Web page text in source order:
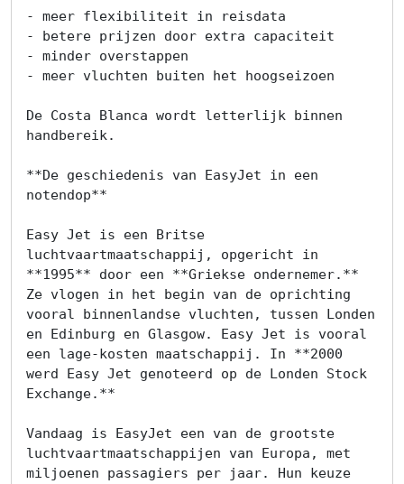
- meer flexibiliteit in reisdata
- betere prijzen door extra capaciteit
- minder overstappen
- meer vluchten buiten het hoogseizoen
De Costa Blanca wordt letterlijk binnen
handbereik.
**De geschiedenis van EasyJet in een
notendop**
Easy Jet is een Britse
luchtvaartmaatschappij, opgericht in
**1995** door een **Griekse ondernemer.**
Ze vlogen in het begin van de oprichting
vooral binnenlandse vluchten, tussen Londen
en Edinburg en Glasgow. Easy Jet is vooral
een lage-kosten maatschappij. In **2000
werd Easy Jet genoteerd op de Londen Stock
Exchange.**
Vandaag is EasyJet een van de grootste
luchtvaartmaatschappijen van Europa, met
miljoenen passagiers per jaar. Hun keuze